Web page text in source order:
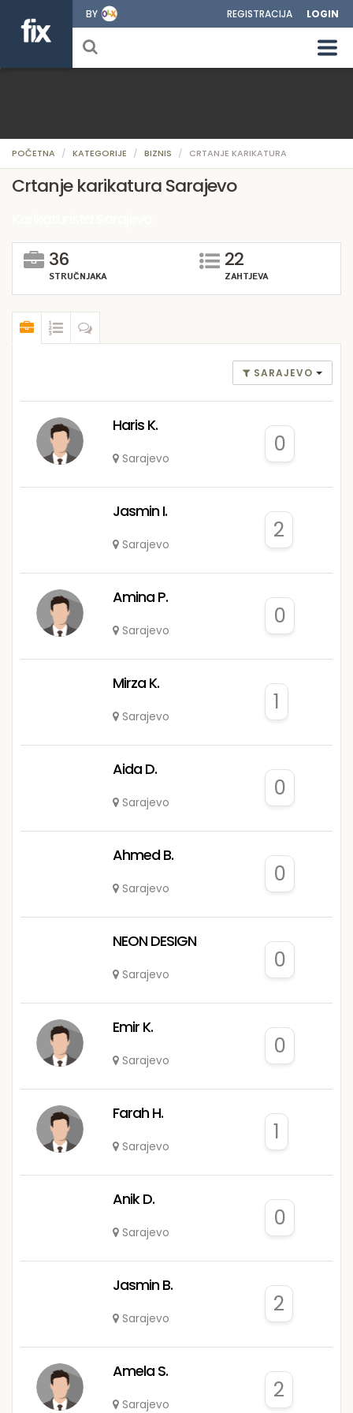
BY REGISTRACIJA LOGIN
POČETNA KATEGORIJE BIZNIS CRTANJE KARIKATURA
Crtanje karikatura Sarajevo
36
STRUČNJAKA
22
ZAHTJEVA
SARAJEVO
Haris K.
Sarajevo
0
Jasmin I.
Sarajevo
2
Amina P.
Sarajevo
0
Mirza K.
Sarajevo
1
Aida D.
Sarajevo
0
Ahmed B.
Sarajevo
0
NEON DESIGN
Sarajevo
0
Emir K.
Sarajevo
0
Farah H.
Sarajevo
1
Anik D.
Sarajevo
0
Jasmin B.
Sarajevo
2
Amela S.
Sarajevo
2